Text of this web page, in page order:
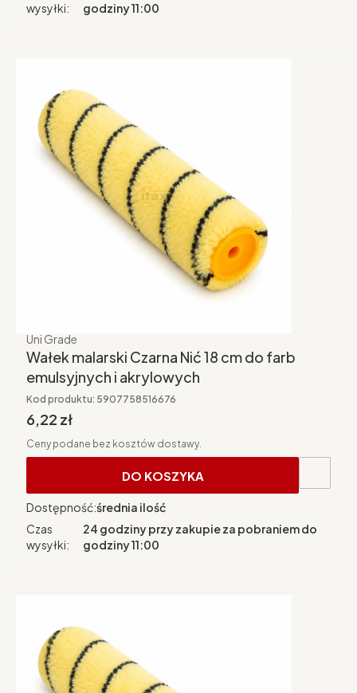
wysyłki:
godziny 11:00
Producent
Uni Grade
Wałek malarski Czarna Nić 18 cm do farb
emulsyjnych i akrylowych
Kod produktu: 5907758516676
Cena brutto
6,22 zł
Ceny podane bez kosztów dostawy.
DO KOSZYKA
Dostępność:średnia ilość
Czas
wysyłki:
24 godziny przy zakupie za pobraniem do
godziny 11:00